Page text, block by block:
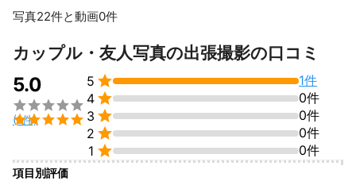
★撮影をスムーズに行うため、事前にしっかり撮影場所のロケハ
★お客様とのコミュニケーションを大切にしています！
・これまで七五三やお宮参り、結婚披露宴やお子様の誕生記念の
撮影、ご家族の記念写真なども承っており皆様に大変喜んでいた
だいております。
・風景写真ではANAの公式カレンダーへの掲載採用実績もござい
・JFL日本サッカーリーグのチーム専属カメラマンも10年以上の
実績があり、スポーツ関連の写真も対応可能です。
写真22件と動画0件
すべて見る
カップル・友人写真の出張撮影の口コミ
5.0


(1件)
5 
1件
4 
0件
3 
0件
2 
0件
1  0件
項目別評価